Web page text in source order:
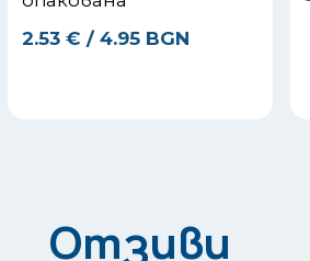
2.53 € / 4.95 BGN
Отзиви